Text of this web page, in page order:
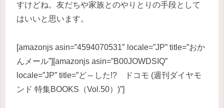
すけどね。友だちや家族とのやりとりの手段として
はいいと思います。
[amazonjs asin=”4594070531″ locale=”JP” title=”おか
んメール”][amazonjs asin=”B00JOWDSIQ”
locale=”JP” title=”ど～した!? ドコモ (週刊ダイヤモ
ンド 特集BOOKS（Vol.50）)”]